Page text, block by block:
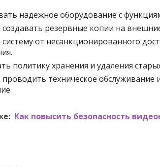
надежное оборудование с
создавать резервные копии на
от несанкционированного
политику хранения и удаления
проводить техническое
Как повысить безопасность